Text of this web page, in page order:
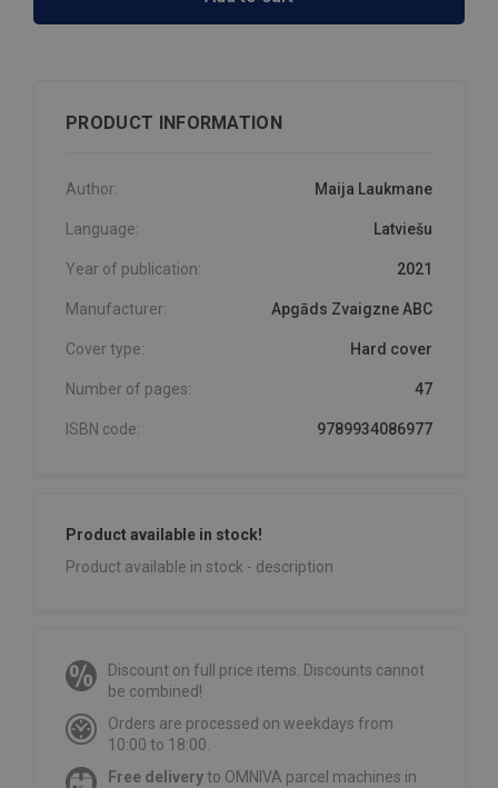
PRODUCT INFORMATION
Author: Maija Laukmane
Language: Latviešu
Year of publication: 2021
Manufacturer: Apgāds Zvaigzne ABC
Cover type: Hard cover
Number of pages: 47
ISBN code: 9789934086977
Product available in stock!
Product available in stock - description
Discount on full price items. Discounts cannot
be combined!
Orders are processed on weekdays from
10:00 to 18:00.
Free deliveryto OMNIVA parcel machines in